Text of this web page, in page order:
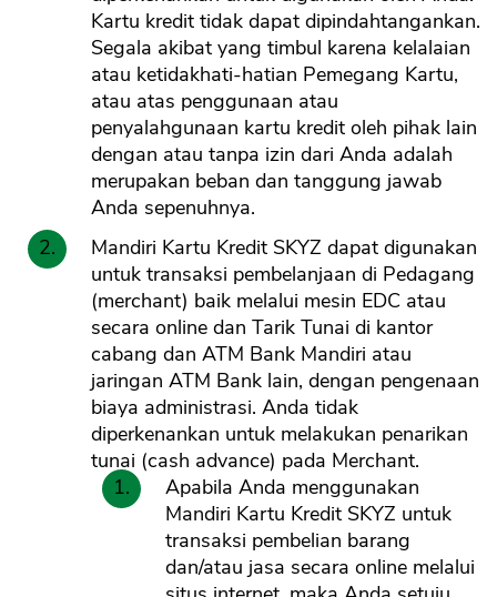
Kartu kredit tidak dapat dipindahtangankan.
Segala akibat yang timbul karena kelalaian
atau ketidakhati-hatian Pemegang Kartu,
atau atas penggunaan atau
penyalahgunaan kartu kredit oleh pihak lain
dengan atau tanpa izin dari Anda adalah
merupakan beban dan tanggung jawab
Anda sepenuhnya.
Mandiri Kartu Kredit SKYZ dapat digunakan
untuk transaksi pembelanjaan di Pedagang
(merchant) baik melalui mesin EDC atau
secara online dan Tarik Tunai di kantor
cabang dan ATM Bank Mandiri atau
jaringan ATM Bank lain, dengan pengenaan
biaya administrasi. Anda tidak
diperkenankan untuk melakukan penarikan
tunai (cash advance) pada Merchant.
Apabila Anda menggunakan
Mandiri Kartu Kredit SKYZ untuk
transaksi pembelian barang
dan/atau jasa secara online melalui